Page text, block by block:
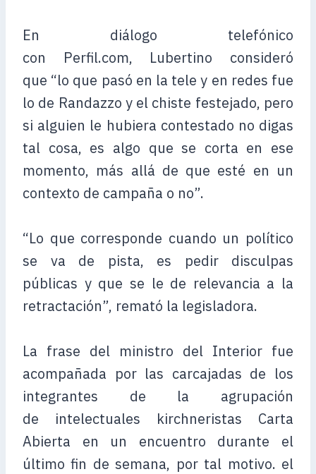
En diálogo telefónico
con Perfil.com, Lubertino consideró
que “lo que pasó en la tele y en redes fue
lo de Randazzo y el chiste festejado, pero
si alguien le hubiera contestado no digas
tal cosa, es algo que se corta en ese
momento, más allá de que esté en un
contexto de campaña o no”.
“Lo que corresponde cuando un político
se va de pista, es pedir disculpas
públicas y que se le de relevancia a la
retractación”, remató la legisladora.
La frase del ministro del Interior fue
acompañada por las carcajadas de los
integrantes de la agrupación
de intelectuales kirchneristas Carta
Abierta en un encuentro durante el
último fin de semana, por tal motivo. el